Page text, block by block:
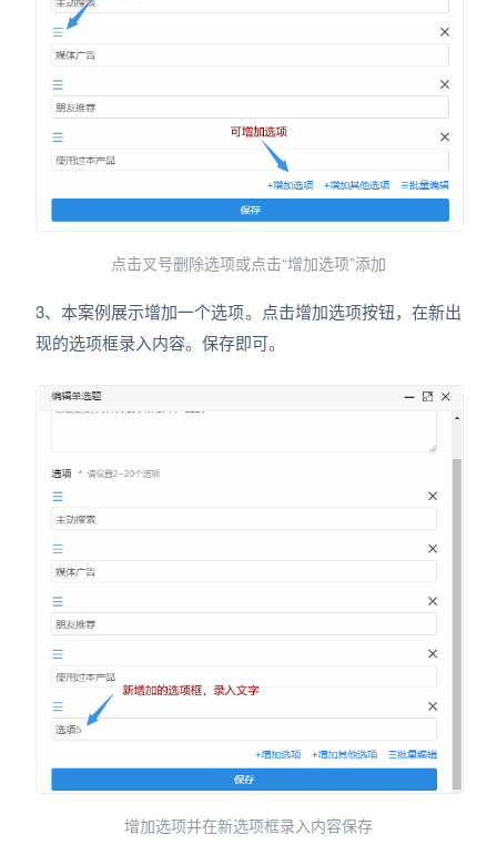
点击叉号删除选项或点击“增加选项”添加
3、本案例展示增加一个选项。点击增加选项按钮，在新出
现的选项框录入内容。保存即可。
增加选项并在新选项框录入内容保存